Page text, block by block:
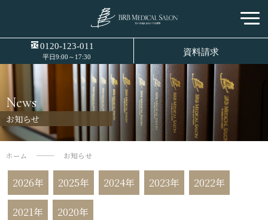
0120-123-011
平日9:00～17:30 資料請求
News
お知らせ
ホーム お知らせ
2026年 2025年 2024年 2023年 2022年
2021年 2020年